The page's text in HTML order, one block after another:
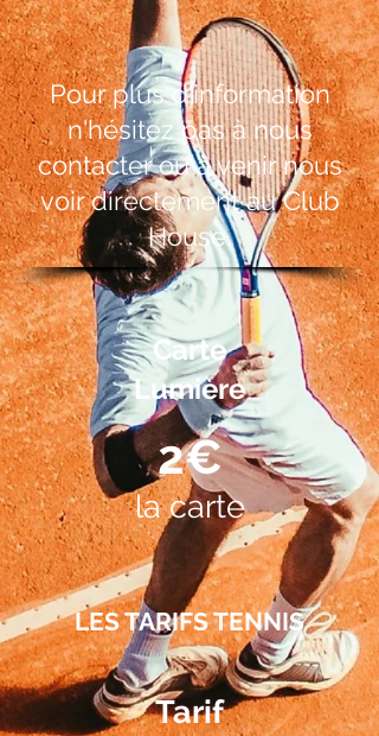
Pour plus d'information
n'hésitez pas à nous
contacter ou à venir nous
voir directement au Club
House.
Carte
Lumière
2€
la carte
LES TARIFS TENNIS
Tarif